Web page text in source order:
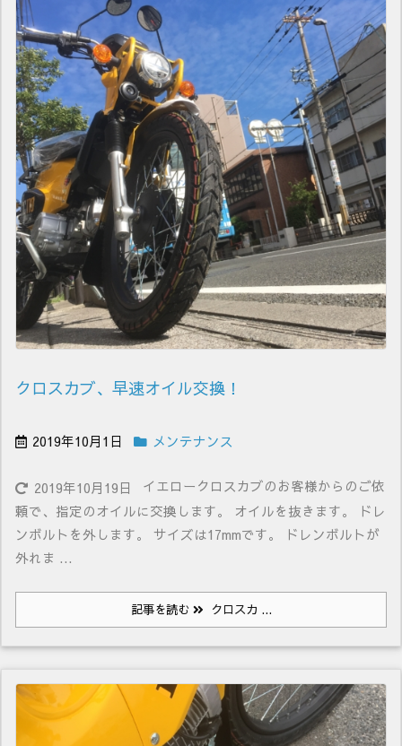
クロスカブ、早速オイル交換！
2019年10月1日 メンテナンス
2019年10月19日
イエロークロスカブのお客様からのご依
頼で、指定のオイルに交換します。 オイルを抜きます。 ドレ
ンボルトを外します。 サイズは17mmです。 ドレンボルトが
外れま ...
記事を読む クロスカ ...